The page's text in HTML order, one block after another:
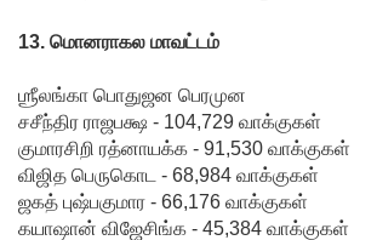
ள் இன்று
முதல்
மீண்டும்
ஆரம்பம்!
நாளை
13. மொனராகல மாவட்டம்
ஶ்ரீலங்கா பொதுஜன பெரமுன
சசீந்திர ராஜபக்ஷ - 104,729 வாக்குகள்
குமாரசிறி ரத்னாயக்க - 91,530 வாக்குகள்
விஜித பெருகொட - 68,984 வாக்குகள்
ஜகத் புஷ்பகுமார - 66,176 வாக்குகள்
கயாஷான் விஜேசிங்க - 45,384 வாக்குகள்